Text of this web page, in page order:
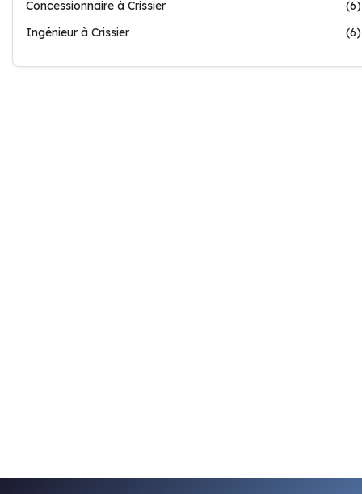
Concessionnaire à Crissier
(6)
Ingénieur à Crissier
(6)